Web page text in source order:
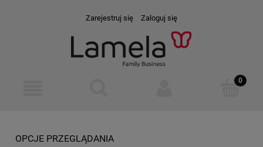
Zarejestruj się Zaloguj się
OPCJE PRZEGLĄDANIA